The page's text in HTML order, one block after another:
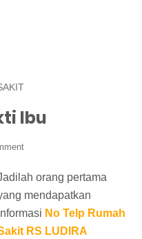
Ibu
orang pertama
mendapatkan
No Telp Rumah
RS LUDIRA